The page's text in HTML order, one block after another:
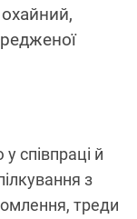
співпраці й
з
треди